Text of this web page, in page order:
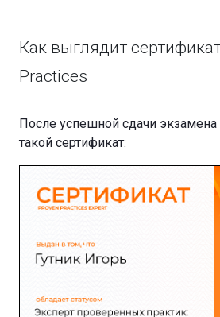
Как выглядит
Practices
После успешной сдачи
такой сертификат: